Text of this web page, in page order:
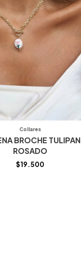
Collares
BROCHE TULIPAN
ROSADO
$19.500